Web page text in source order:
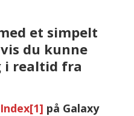
et simpelt
du kunne
i realtid fra
[1] på Galaxy